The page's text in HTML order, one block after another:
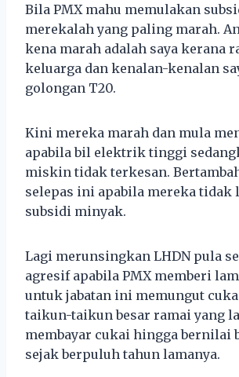
Bila PMX mahu memulakan
merekalah yang paling marah.
kena marah adalah saya kerana
keluarga dan kenalan-kenalan
golongan T20.
Kini mereka marah dan mula
apabila bil elektrik tinggi
miskin tidak terkesan.
selepas ini apabila mereka tidak
subsidi minyak.
Lagi merunsingkan LHDN pula
agresif apabila PMX memberi
untuk jabatan ini memungut
taikun-taikun besar ramai yang
membayar cukai hingga bernilai
sejak berpuluh tahun lamanya.